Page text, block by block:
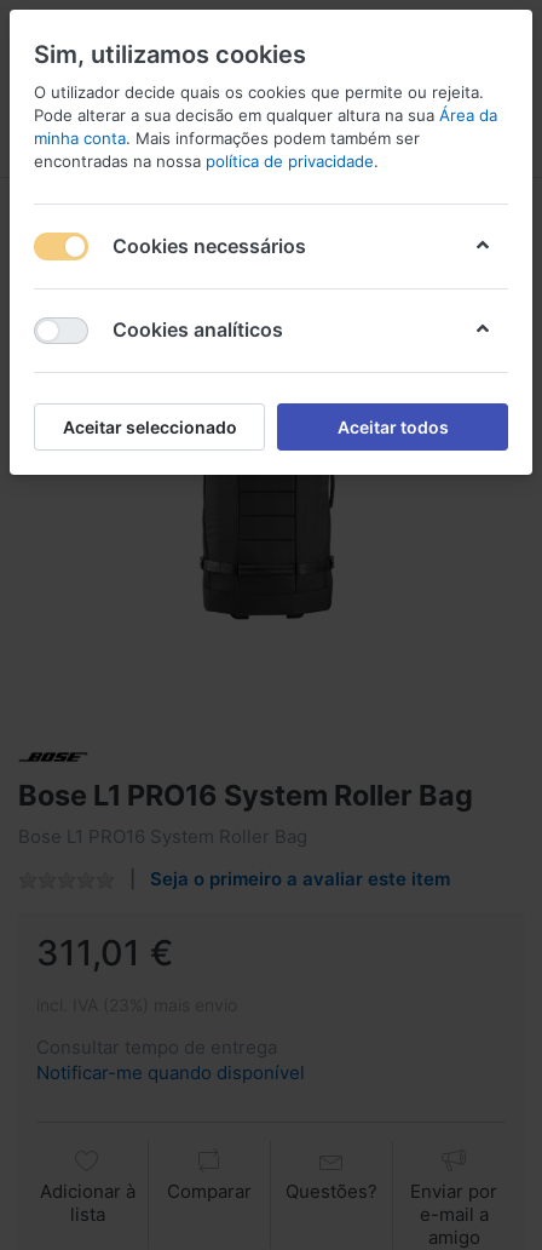
Menu Iniciar sessão Comparar Lista de Desejos
Bose L1 PRO16 System Roller Bag
Bose L1 PRO16 System Roller Bag
Seja o primeiro a avaliar este item
311,01 €
Consultar tempo de entrega
Notificar-me quando disponível
Adicionar à
lista
Comparar Questões?
Enviar por
e-mail a
amigo
Sim, utilizamos cookies
O utilizador decide quais os cookies que permite ou rejeita.
Pode alterar a sua decisão em qualquer altura na sua Área da
minha conta. Mais informações podem também ser
encontradas na nossa política de privacidade.
Cookies necessários
Cookies analíticos
Aceitar seleccionado Aceitar todos